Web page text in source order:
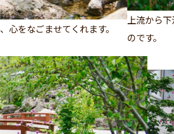
をなごませてくれます。
上流から
のです。